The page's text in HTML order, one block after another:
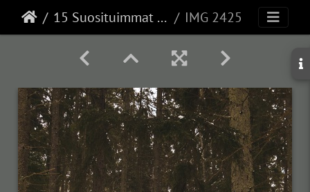
15 Suosituimmat kuvat IMG 2425